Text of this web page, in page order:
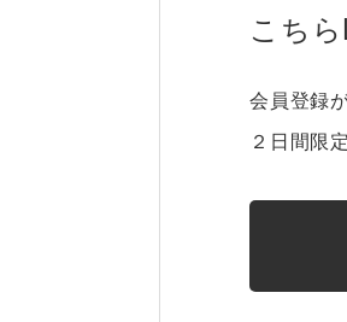
こち
会員登録
２日間限